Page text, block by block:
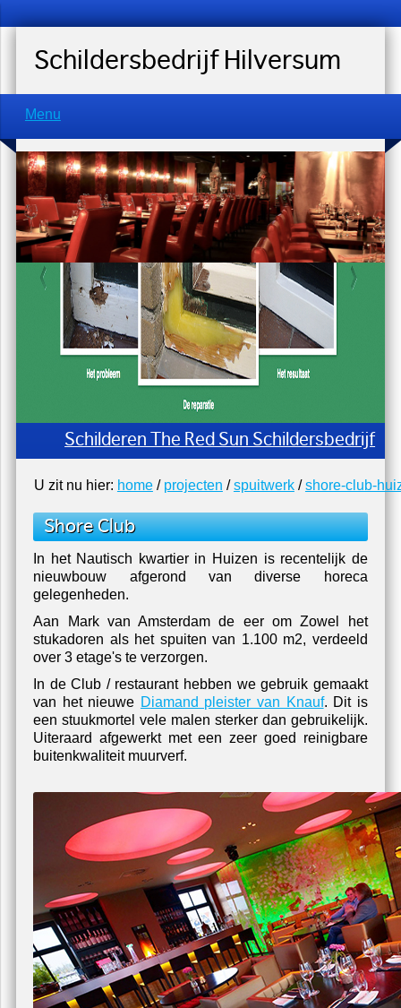
Schildersbedrijf Hilversum
Menu
Schilderen The Red Sun Schildersbedrijf
U zit nu hier: home/ projecten /spuitwerk/shore-club-
Shore Club
In het Nautisch kwartier in Huizen is recentelijk de
nieuwbouw afgerond van diverse horeca
gelegenheden.
Aan Mark van Amsterdam de eer om Zowel het
stukadoren als het spuiten van 1.100 m2, verdeeld
over 3 etage's te verzorgen.
In de Club / restaurant hebben we gebruik gemaakt
van het nieuwe Diamand pleister van Knauf. Dit is
een stuukmortel vele malen sterker dan gebruikelijk.
Uiteraard afgewerkt met een zeer goed reinigbare
buitenkwaliteit muurverf.